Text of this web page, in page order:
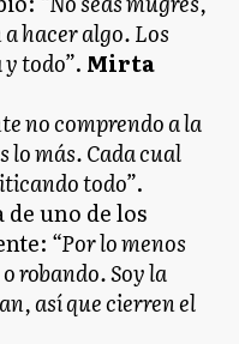
hacer algo. Los
todo”. Mirta
no comprendo a la
lo más. Cada cual
todo”.
de uno de los
“Por lo menos
robando. Soy la
así que cierren el